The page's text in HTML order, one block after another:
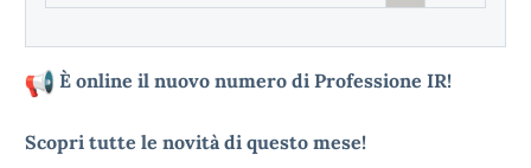
È online il nuovo numero di Professione IR!
Scopri tutte le novità di questo mese!